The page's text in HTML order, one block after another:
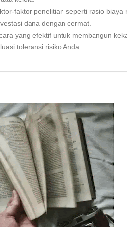
faktor penelitian seperti rasio biaya
dana dengan cermat.
yang efektif untuk membangun
toleransi risiko Anda.